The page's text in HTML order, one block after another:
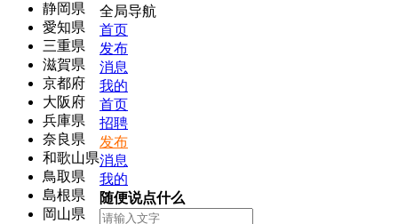
静岡県
愛知県
三重県
滋賀県
京都府
大阪府
兵庫県
奈良県
和歌山県
鳥取県
島根県
岡山県
全局导航
首页
发布
消息
我的
首页
招聘
发布
消息
我的
随便说点什么